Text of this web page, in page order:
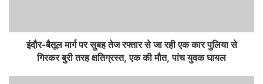
इंदौर-बैतूल मार्ग पर सुबह तेज रफ्तार से जा रही एक कार पुलिया से
गिरकर बुरी तरह क्षतिग्रस्त, एक की मौत, पांच युवक घायल